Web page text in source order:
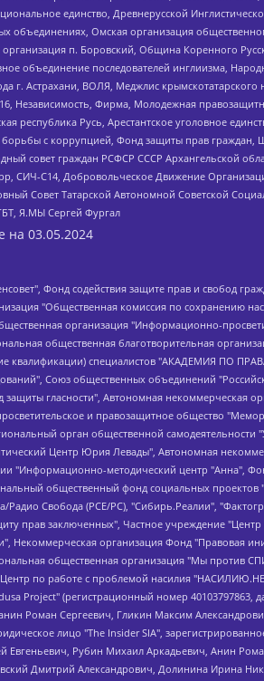
единство, Древнерусской
объединениях, Омская организация
п. Боровский, Община Коренного
объединение последователей инглиизма,
Астрахани, ВОЛЯ, Меджлис крымскотатарского
Независимость, Фирма, Молодежная
республика Русь, Арестантское уголовное
с коррупцией, Фонд защиты прав граждан,
совет граждан РСФСР СССР Архангельской
СИЧ-С14, Добровольческое Движение
Совет Татарской Автономной Советской
Я.МЫ Сергей Фургал
на 03.05.2024
"Центр по работе с проблемой насилия "НАСИЛИЮ.НЕТ", Межрегиональный профессиональный союз работников здравоохранения "Альянс врачей", Юридическое лицо, зарегистрированное в Латвийской Республике, SIA "Medusa Project" (регистрационный номер 40103797863, дата регистрации 10.06.2014), Некоммерческая организация "Фонд по борьбе с коррупцией", Автономная некоммерческая организация "Институт права и публичной политики", Баданин Роман Сергеевич, Гликин Максим Александрович, Железнова Мария Михайловна, Лукьянова Юлия Сергеевна, Маетная Елизавета Витальевна, Маняхин Петр Борисович, Чуракова Ольга Владимировна, Ярош Юлия Петровна, Юридическое лицо "The Insider SIA", зарегистрированное в Риге, Латвийская Республика (дата регистрации 26.06.2015), являющееся администратором доменного имени интернет-издания "The Insider SIA", https://theins.ru, Постернак Алексей Евгеньевич, Рубин Михаил Аркадьевич, Анин Роман Александрович, Юридическое лицо Istories fonds, зарегистрированное в Латвийской Республике (регистрационный номер 50008295751, дата регистрации 24.02.2020), Великовский Дмитрий Александрович, Долинина Ирина Николаевна, Мароховская Алеся Алексеевна, Шлейнов Роман Юрьевич, Шмагун Олеся Валентиновна, Общество с ограниченной ответственностью "Альтаир 2021", Общество с ограниченной ответственностью "Вега 2021", Общество с ограниченной ответственностью "Главный редактор 2021", Общество с ограниченной ответственностью "Ромашки монолит", Важенков Артем Валерьевич, Ивановская областная общественная организация "Центр гендерных исследований", Гурман Юрий Альбертович, Медиапроект "ОВД-Инфо", Егоров Владимир Владимирович, Жилинский Владимир Александрович, Общество с ограниченной ответственностью "ЗП", Иванова София Юрьевна, Карезина Инна Павловна, Кильтау Екатерина Викторовна, Петров Алексей Викторович, Пискунов Сергей Евгеньевич, Смирнов Сергей Сергеевич, Тихонов Михаил Сергеевич, Общество с ограниченной ответственностью "ЖУРНАЛИСТ-ИНОСТРАННЫЙ АГЕНТ", Арапова Галина Юрьевна, Вольтская Татьяна Анатольевна, Американская компания "Mason G.E.S. Anonymous Foundation" (США), являющаяся владельцем